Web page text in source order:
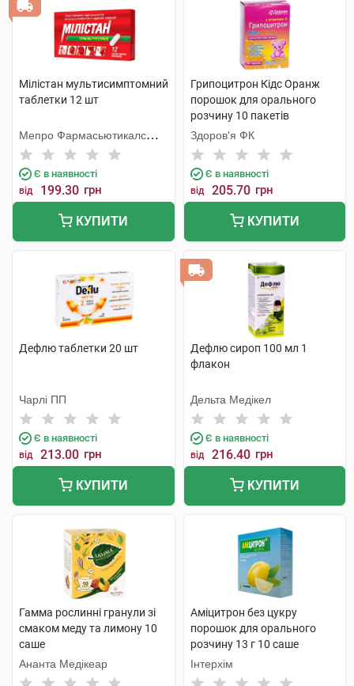
Мілістан мультисимптомний
таблетки 12 шт
Мепро Фармасьютикалс
Пріват
Є в наявності
від 199.30 грн
КУПИТИ
Грипоцитрон Кідс Оранж
порошок для орального
розчину 10 пакетів
Здоров'я ФК
Є в наявності
від 205.70 грн
КУПИТИ
Дефлю таблетки 20 шт
Чарлі ПП
Є в наявності
від 213.00 грн
КУПИТИ
Дефлю сироп 100 мл 1
флакон
Дельта Медікел
Є в наявності
від 216.40 грн
КУПИТИ
Гамма рослинні гранули зі
смаком меду та лимону 10
саше
Ананта Медікеар
Аміцитрон без цукру
порошок для орального
розчину 13 г 10 саше
Інтерхім